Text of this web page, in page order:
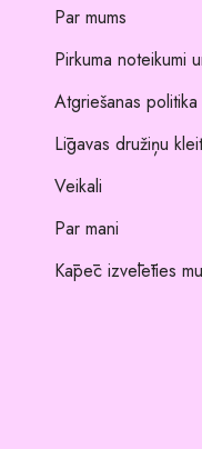
Par mums
Pirkuma noteikumi
Atgriešanas politika
Līgavas družiņu
Veikali
Par mani
Kāpēc izvēlēties